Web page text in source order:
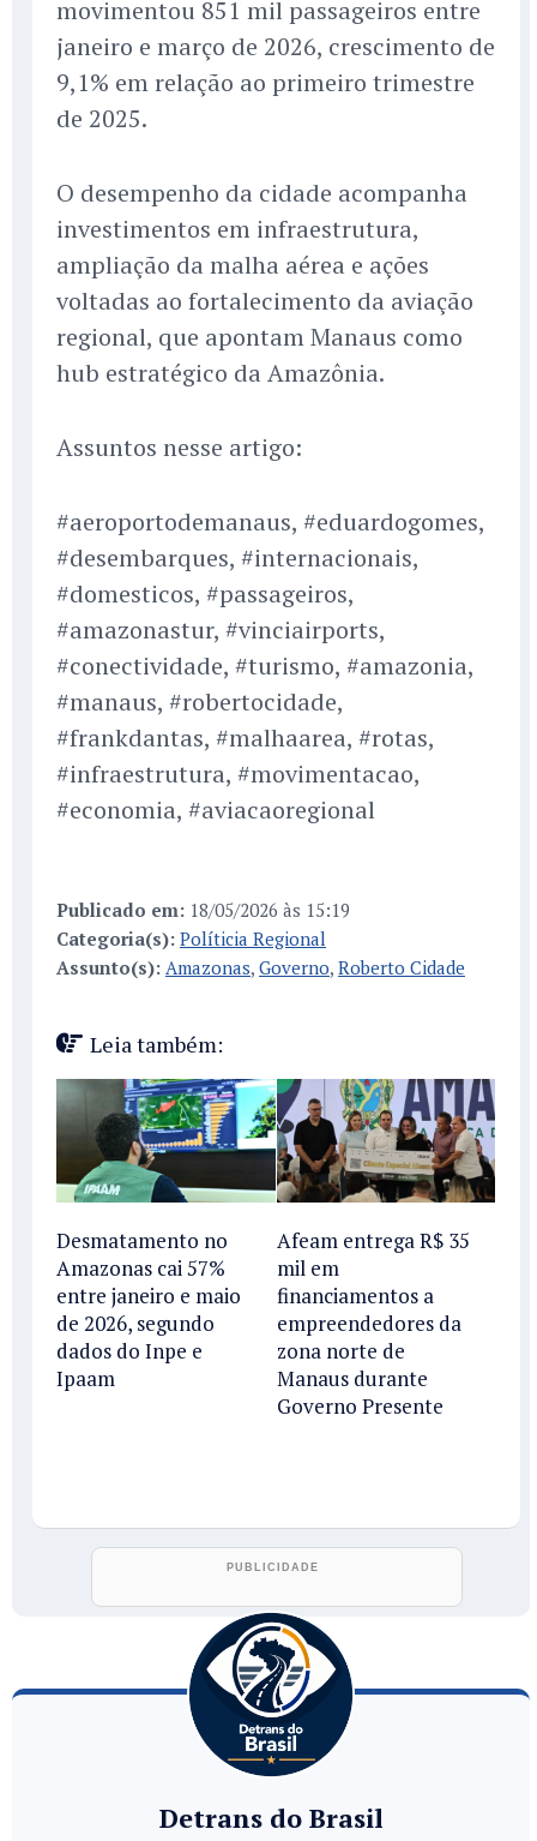
movimentou 851 mil passageiros entre
janeiro e março de 2026, crescimento de
9,1% em relação ao primeiro trimestre
de 2025.
O desempenho da cidade acompanha
investimentos em infraestrutura,
ampliação da malha aérea e ações
voltadas ao fortalecimento da aviação
regional, que apontam Manaus como
hub estratégico da Amazônia.
Assuntos nesse artigo:
#aeroportodemanaus, #eduardogomes,
#desembarques, #internacionais,
#domesticos, #passageiros,
#amazonastur, #vinciairports,
#conectividade, #turismo, #amazonia,
#manaus, #robertocidade,
#frankdantas, #malhaarea, #rotas,
#infraestrutura, #movimentacao,
#economia, #aviacaoregional
Publicado em: 18/05/2026 às 15:19
Categoria(s): Políticia Regional
Assunto(s): Amazonas, Governo, Roberto Cidade
Leia também:
Desmatamento no
Amazonas cai 57%
entre janeiro e maio
de 2026, segundo
dados do Inpe e
Ipaam
Afeam entrega R$ 35
mil em
financiamentos a
empreendedores da
zona norte de
Manaus durante
Governo Presente
Detrans do Brasil